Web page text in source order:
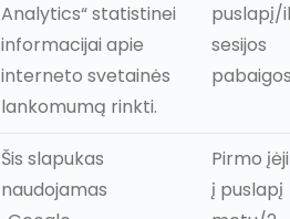
Analytics“ statistinei
informacijai apie
interneto svetainės
lankomumą rinkti.
puslapį/
sesijos
Šis slapukas
naudojamas
Pirmo
į puslapį